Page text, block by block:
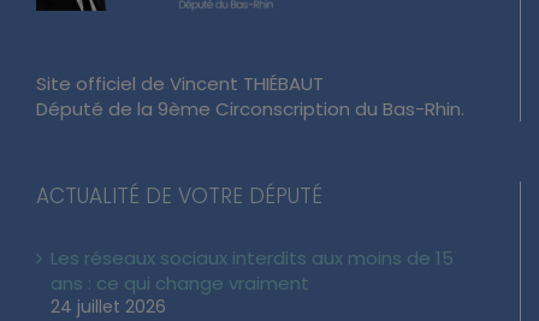
Site officiel de Vincent THIÉBAUT
Député de la 9ème Circonscription du Bas-Rhin.
ACTUALITÉ DE VOTRE DÉPUTÉ
Les réseaux sociaux interdits aux moins de 15
ans : ce qui change vraiment
24 juillet 2026